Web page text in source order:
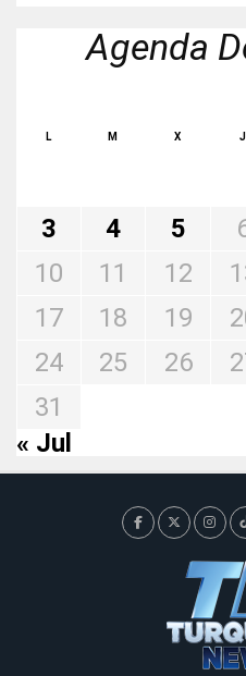
Agenda
L M X J
3
4 5
10
11 12
17
18 19
24
25 26
31
« Jul